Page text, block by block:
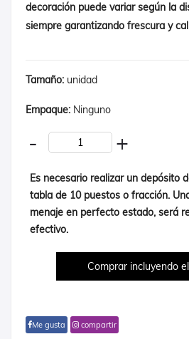
decoración puede variar según la
siempre garantizando frescura y
Tamaño: unidad
Empaque: Ninguno
- +
Es necesario realizar un depósito
tabla de 10 puestos o fracción.
menaje en perfecto estado, será
efectivo.
Me gusta compartir